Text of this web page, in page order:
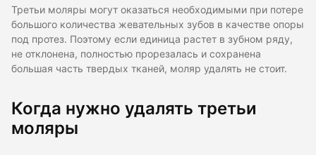
Третьи моляры могут оказаться необходимыми при потере
большого количества жевательных зубов в качестве опоры
под протез. Поэтому если единица растет в зубном ряду,
не отклонена, полностью прорезалась и сохранена
большая часть твердых тканей, моляр удалять не стоит.
Когда нужно удалять третьи
моляры